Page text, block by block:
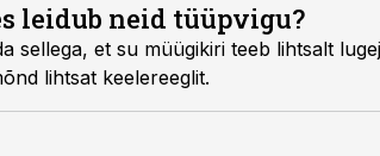
leidub neid tüüpvigu?
sellega, et su müügikiri teeb lihtsalt
lihtsat keelereeglit.